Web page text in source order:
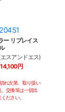
ー リプレイス
スアンドエス)
14,100円
れ次第、取り扱い
交換等は一切出
ださい。